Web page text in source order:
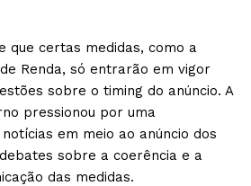
que certas medidas, como a
Renda, só entrarão em vigor
sobre o timing do anúncio. A
pressionou por uma
em meio ao anúncio dos
sobre a coerência e a
das medidas.